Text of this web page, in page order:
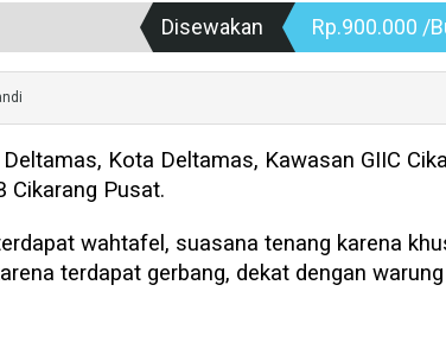
Disewakan Rp.900.000 /
Kota Deltamas, Kawasan GIIC
Cikarang Pusat.
wahtafel, suasana tenang karena
terdapat gerbang, dekat dengan warung